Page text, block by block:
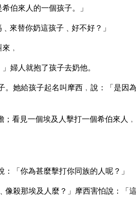
伯來人的一個孩子。」
來替你奶這孩子﹑好不好？」
﹐
婦人就抱了孩子去奶他。
她給孩子起名叫摩西﹐說：「是因
看見一個埃及人擊打一個希伯來人
「你為甚麼擊打你同族的人呢？」
殺那埃及人麼？」摩西害怕說：「